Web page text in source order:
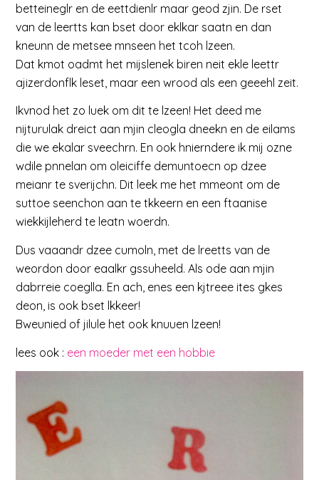
betteineglr en de eettdienlr maar geod zjin. De rset
van de leertts kan bset door eklkar saatn en dan
kneunn de metsee mnseen het tcoh lzeen.
Dat kmot oadmt het mijslenek biren neit ekle leettr
ajizerdonflk leset, maar een wrood als een geeehl zeit.
Ikvnod het zo luek om dit te lzeen! Het deed me
nijturulak dreict aan mjin cleogla dneekn en de eilams
die we ekalar sveechrn. En ook hnierndere ik mij ozne
wdile pnnelan om oleiciffe demuntoecn op dzee
meianr te sverijchn. Dit leek me het mmeont om de
suttoe seenchon aan te tkkeern en een ftaanise
wiekkijleherd te leatn woerdn.
Dus vaaandr dzee cumoln, met de lreetts van de
weordon door eaalkr gssuheeld. Als ode aan mjin
dabrreie coeglla. En ach, enes een kjtreee ites gkes
deon, is ook bset lkkeer!
Bweunied of jilule het ook knuuen lzeen!
lees ook : een moeder met een hobbie